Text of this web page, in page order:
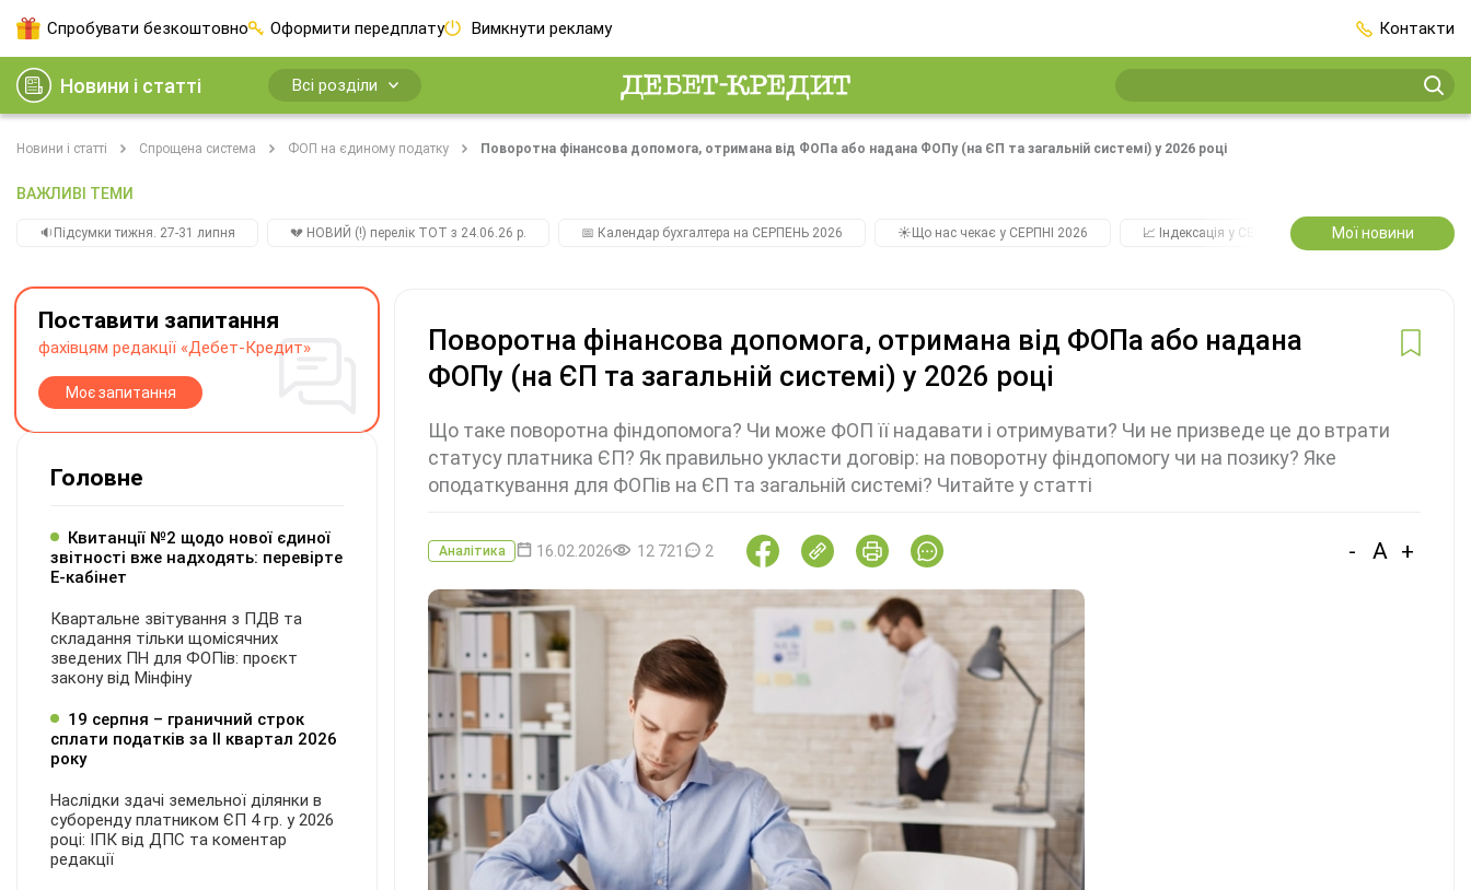
Спробувати безкоштовно Оформити передплату Вимкнути рекламу Контакти
Новини і статті Всі розділи
Новини і статті Спрощена система ФОП на єдиному податку Поворотна фінансова допомога, отримана від ФОПа або надана ФОПу (на ЄП та загальній системі) у 2026 році
ВАЖЛИВІ ТЕМИ
🔉Підсумки тижня. 27-31 липня 💔 НОВИЙ (!) перелік ТОТ з 24.06.26 р. 📅 Календар бухгалтера на СЕРПЕНЬ 2026 ☀️Що нас чекає у СЕРПНІ 2026 📈 Індексація у СЕРПНІ 2️⃣0️⃣2️⃣7️⃣ Усі
Мої новини
Поворотна фінансова допомога, отримана від ФОПа або надана
ФОПу (на ЄП та загальній системі) у 2026 році
Що таке поворотна фіндопомога? Чи може ФОП її надавати і отримувати? Чи не призведе це до втрати
статусу платника ЄП? Як правильно укласти договір: на поворотну фіндопомогу чи на позику? Яке
оподаткування для ФОПів на ЄП та загальній системі? Читайте у статті
Аналітика 16.02.2026 12 721 2 - A +
Поставити запитання
фахівцям редакції «Дебет-Кредит»
Моє запитання
Головне
Квитанції №2 щодо нової єдиної
звітності вже надходять: перевірте
Е-кабінет
Квартальне звітування з ПДВ та
складання тільки щомісячних
зведених ПН для ФОПів: проєкт
закону від Мінфіну
19 серпня – граничний строк
сплати податків за ІI квартал 2026
року
Наслідки здачі земельної ділянки в
суборенду платником ЄП 4 гр. у 2026
році: ІПК від ДПС та коментар
редакції